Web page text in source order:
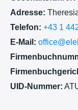
Adresse:
Telefon: +43 1
E-Mail:
UID-Nummer: